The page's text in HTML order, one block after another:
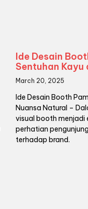
Ide Desain
Sentuhan Kayu
March 20, 2025
Ide Desain Booth
Nuansa Natural –
visual booth menjadi
perhatian
terhadap brand.